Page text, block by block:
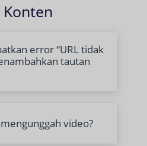
error “URL tidak
tautan
video?